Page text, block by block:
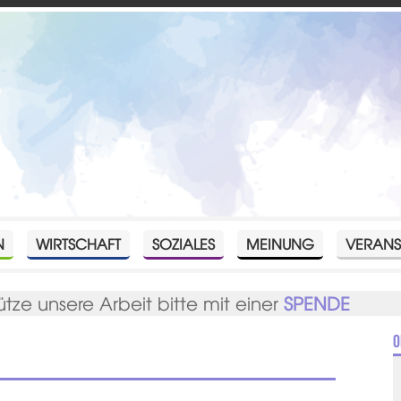
WIRTSCHAFT SOZIALES MEINUNG
unsere Arbeit bitte mit einerSPENDE